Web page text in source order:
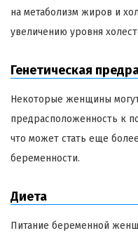
на метаболизм жиров и
увеличению уровня
Генетическая
Некоторые женщины
предрасположенность к
что может стать еще
беременности.
Диета
Питание беременной